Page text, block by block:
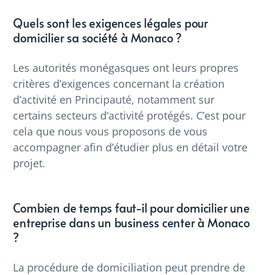
Quels sont les exigences légales pour
domicilier sa société à Monaco ?
Les autorités monégasques ont leurs propres
critères d’exigences concernant la création
d’activité en Principauté, notamment sur
certains secteurs d’activité protégés. C’est pour
cela que nous vous proposons de vous
accompagner afin d’étudier plus en détail votre
projet.
Combien de temps faut-il pour domicilier une
entreprise dans un business center à Monaco
?
La procédure de domiciliation peut prendre de